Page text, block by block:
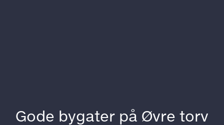
På utkikk etter kontorplass?
Gode bygater på Øvre torv